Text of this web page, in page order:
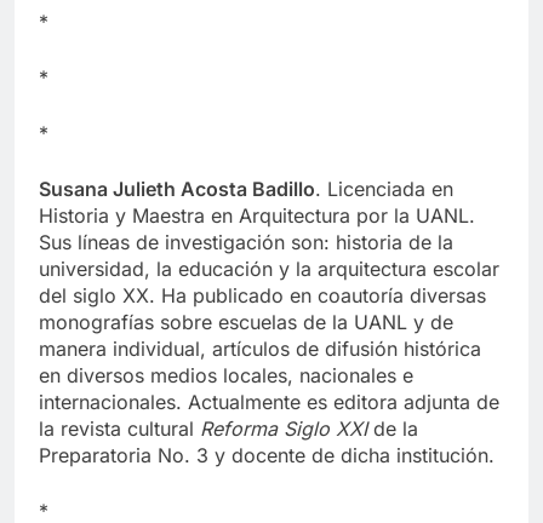
Susana Julieth Acosta Badillo. Licenciada en
Historia y Maestra en Arquitectura por la UANL.
Sus líneas de investigación son: historia de la
universidad, la educación y la arquitectura escolar
del siglo XX. Ha publicado en coautoría diversas
monografías sobre escuelas de la UANL y de
manera individual, artículos de difusión histórica
en diversos medios locales, nacionales e
internacionales. Actualmente es editora adjunta de
la revista culturalReforma Siglo XXIde la